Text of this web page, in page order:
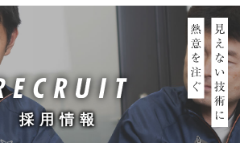
採用情報